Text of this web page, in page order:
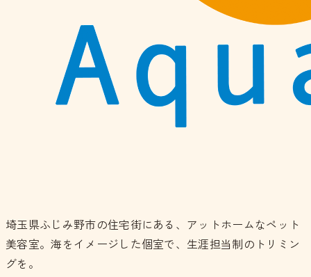
埼玉県ふじみ野市の住宅街にある、アットホームなペット
美容室。海をイメージした個室で、生涯担当制のトリミン
グを。